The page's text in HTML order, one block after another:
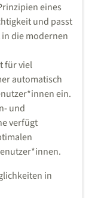
eines
und passt
die modernen
für viel
automatisch
ein.
und
verfügt
in